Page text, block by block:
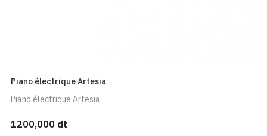
Piano électrique Artesia
Piano électrique Artesia
1200,000 dt